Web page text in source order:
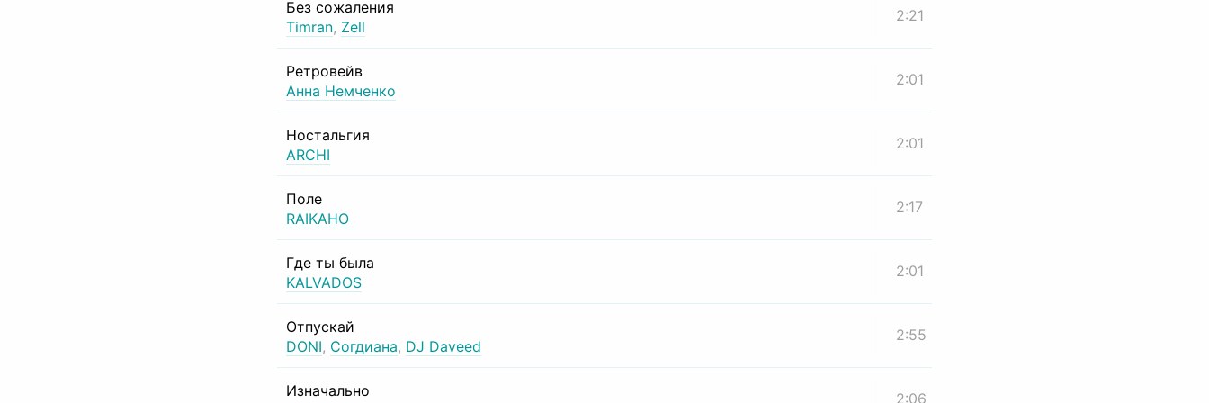
Без сожаления
Timran, Zell
2:21
Ретровейв
Анна Немченко
2:01
Ностальгия
ARCHI
2:01
Поле
RAIKAHO
2:17
Где ты была
KALVADOS
2:01
Отпускай
DONI, Согдиана, DJ Daveed
2:55
Изначально
2:06